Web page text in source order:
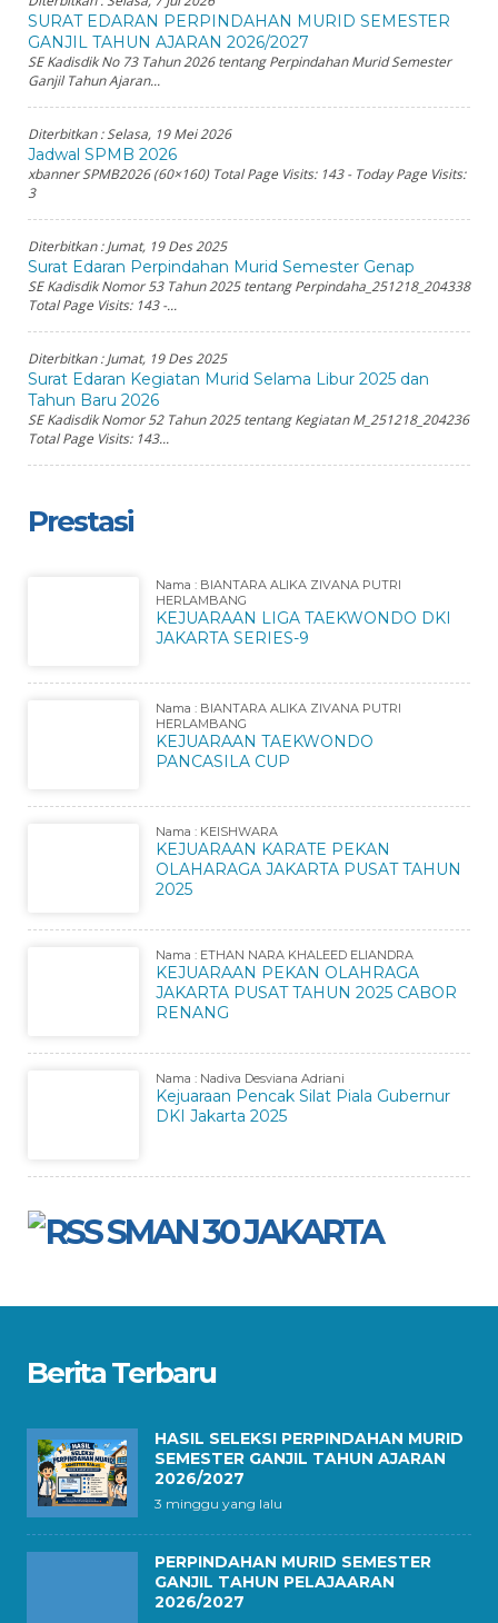
SURAT EDARAN PERPINDAHAN MURID SEMESTER
GANJIL TAHUN AJARAN 2026/2027
SE Kadisdik No 73 Tahun 2026 tentang Perpindahan Murid Semester
Ganjil Tahun Ajaran...
Diterbitkan :Selasa, 19 Mei 2026
Jadwal SPMB 2026
xbanner SPMB2026 (60×160) Total Page Visits: 143 - Today Page Visits:
3
Diterbitkan :Jumat, 19 Des 2025
Surat Edaran Perpindahan Murid Semester Genap
SE Kadisdik Nomor 53 Tahun 2025 tentang Perpindaha_251218_204338
Total Page Visits: 143 -...
Diterbitkan :Jumat, 19 Des 2025
Surat Edaran Kegiatan Murid Selama Libur 2025 dan
Tahun Baru 2026
SE Kadisdik Nomor 52 Tahun 2025 tentang Kegiatan M_251218_204236
Total Page Visits: 143...
Prestasi
Nama : BIANTARA ALIKA ZIVANA PUTRI
HERLAMBANG
KEJUARAAN LIGA TAEKWONDO DKI
JAKARTA SERIES-9
Nama : BIANTARA ALIKA ZIVANA PUTRI
HERLAMBANG
KEJUARAAN TAEKWONDO
PANCASILA CUP
Nama : KEISHWARA
KEJUARAAN KARATE PEKAN
OLAHARAGA JAKARTA PUSAT TAHUN
2025
Nama : ETHAN NARA KHALEED ELIANDRA
KEJUARAAN PEKAN OLAHRAGA
JAKARTA PUSAT TAHUN 2025 CABOR
RENANG
Nama : Nadiva Desviana Adriani
Kejuaraan Pencak Silat Piala Gubernur
DKI Jakarta 2025
SMAN 30 JAKARTA
Berita Terbaru
HASIL SELEKSI PERPINDAHAN MURID
SEMESTER GANJIL TAHUN AJARAN
2026/2027
3 minggu yang lalu
PERPINDAHAN MURID SEMESTER
GANJIL TAHUN PELAJAARAN
2026/2027